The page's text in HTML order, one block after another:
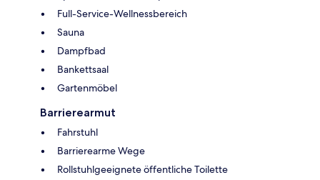
Full-Service-Wellnessbereich
Sauna
Dampfbad
Bankettsaal
Gartenmöbel
Barrierearmut
Fahrstuhl
Barrierearme Wege
Rollstuhlgeeignete öffentliche Toilette